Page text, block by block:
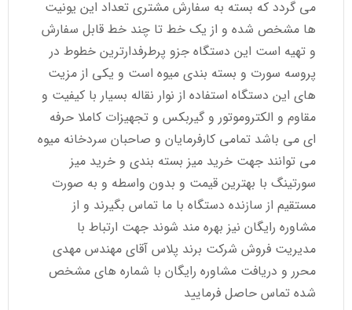
می گردد که بسته به سفارش مشتری تعداد این یونیت
ها مشخص شده و از یک خط تا چند خط قابل سفارش
و تهیه است این دستگاه جزو پرطرفدارترین خطوط در
پروسه سورت و بسته بندی میوه است و یکی از مزیت
های این دستگاه استفاده از نوار نقاله بسیار با کیفیت و
مقاوم و الکتروموتور و گیربکس و تجهیزات کاملا حرفه
ای می باشد تمامی کارفرمایان و صاحبان سردخانه میوه
می توانند جهت خرید میز بسته بندی و خرید میز
سورتینگ با بهترین قیمت و بدون واسطه و به صورت
مستقیم از سازنده دستگاه با ما تماس بگیرند و از
مشاوره رایگان نیز بهره مند شوند جهت ارتباط با
مدیریت فروش شرکت برند پلاس آقای مهندس مهدی
محرر و دریافت مشاوره رایگان با شماره های مشخص
شده تماس حاصل فرمایید